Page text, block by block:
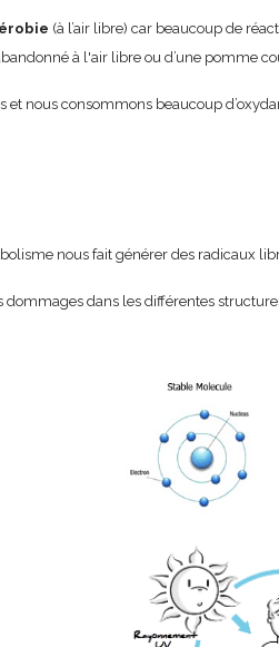
(à l’air libre) car beaucoup de
à l'air libre ou d’une pomme
nous consommons beaucoup
nous fait générer des radicaux
dans les différentes